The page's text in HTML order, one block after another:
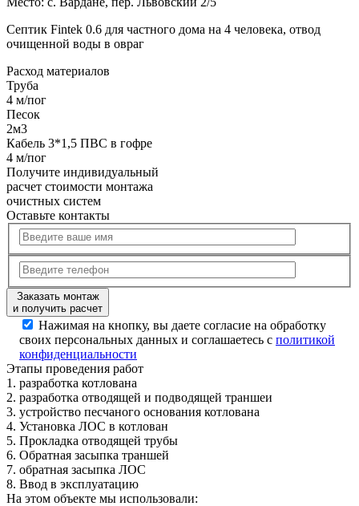
Септик Fintek 0.6 для частного дома на 4 человека, отвод
очищенной воды в овраг
Расход материалов
Труба
4 м/пог
Песок
2м3
Кабель 3*1,5 ПВС в гофре
4 м/пог
Получите индивидуальный
расчет стоимости монтажа
очистных систем
Оставьте контакты
Заказать монтаж
и получить расчет
Нажимая на кнопку, вы даете согласие на обработку
своих персональных данных и соглашаетесь с политикой
конфиденциальности
Этапы проведения работ
1. разработка котлована
2. разработка отводящей и подводящей траншеи
3. устройство песчаного основания котлована
4. Установка ЛОС в котлован
5. Прокладка отводящей трубы
6. Обратная засыпка траншей
7. обратная засыпка ЛОС
8. Ввод в эксплуатацию
На этом объекте мы использовали: